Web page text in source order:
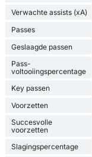
Verwachte assists (xA)
Passes
Geslaagde passen
Pass-
voltooiingspercentage
Key passen
Voorzetten
Succesvolle
voorzetten
Slagingspercentage